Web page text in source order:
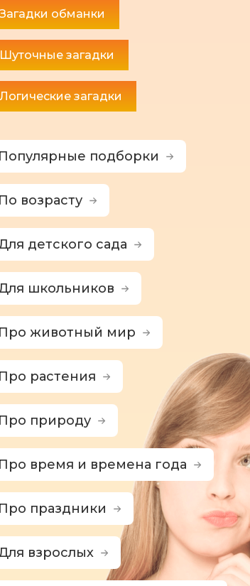
Загадки обманки
Шуточные загадки
Логические загадки
Популярные подборки
По возрасту
детского сада
школьников
Про животный мир
Про растения
Про природу
Про время и времена года
Про праздники
взрослых